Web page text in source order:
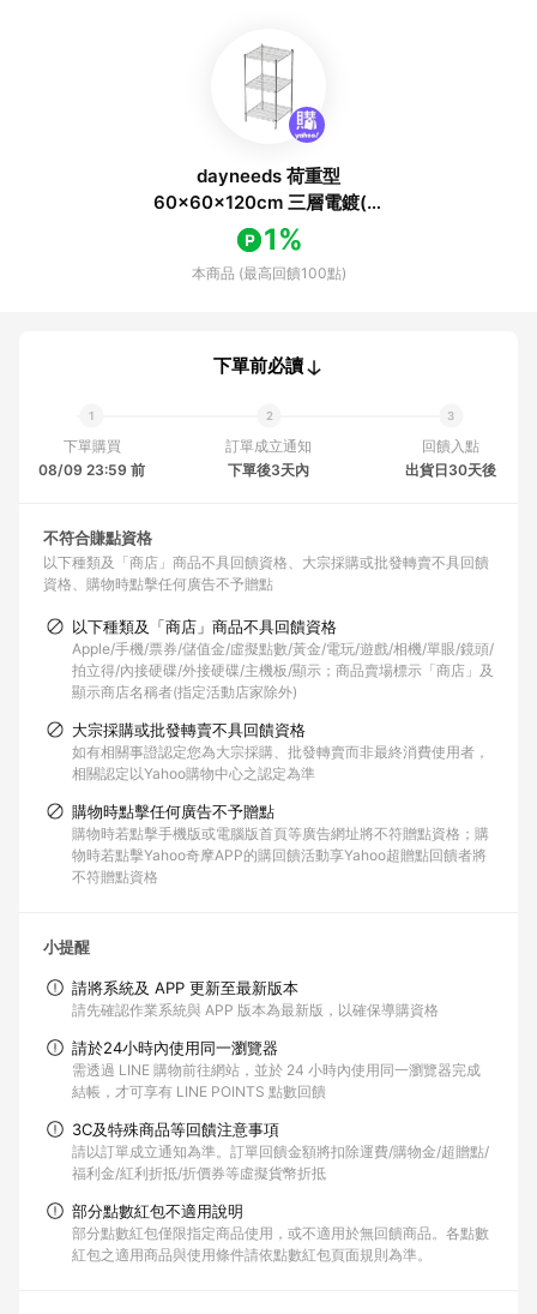
dayneeds 荷重型
60x60x120cm 三層電鍍(鎖
管)波浪架 超強耐重/倉儲架/
置物架
1%
本商品 (最高回饋100點)
下單前必讀
下單購買
08/09 23:59 前
訂單成立通知
下單後3天內
回饋入點
出貨日30天後
不符合賺點資格
以下種類及「商店」商品不具回饋資格
大宗採購或批發轉賣不具回饋
資格
購物時點擊任何廣告不予贈點
以下種類及「商店」商品不具回饋資格
Apple/手機/票券/儲值金/虛擬點數/黃金/電玩/遊戲/相機/單眼/鏡頭/
拍立得/內接硬碟/外接硬碟/主機板/顯示；商品賣場標示「商店」及
顯示商店名稱者(指定活動店家除外)
大宗採購或批發轉賣不具回饋資格
如有相關事證認定您為大宗採購、批發轉賣而非最終消費使用者，
相關認定以Yahoo購物中心之認定為準
購物時點擊任何廣告不予贈點
購物時若點擊手機版或電腦版首頁等廣告網址將不符贈點資格；購
物時若點擊Yahoo奇摩APP的購回饋活動享Yahoo超贈點回饋者將
不符贈點資格
小提醒
請將系統及 APP 更新至最新版本
請先確認作業系統與 APP 版本為最新版，以確保導購資格
請於24小時內使用同一瀏覽器
需透過 LINE 購物前往網站，並於 24 小時內使用同一瀏覽器完成
結帳，才可享有 LINE POINTS 點數回饋
3C及特殊商品等回饋注意事項
請以訂單成立通知為準。訂單回饋金額將扣除運費/購物金/超贈點/
福利金/紅利折抵/折價券等虛擬貨幣折抵
部分點數紅包不適用說明
部分點數紅包僅限指定商品使用，或不適用於無回饋商品。各點數
紅包之適用商品與使用條件請依點數紅包頁面規則為準。